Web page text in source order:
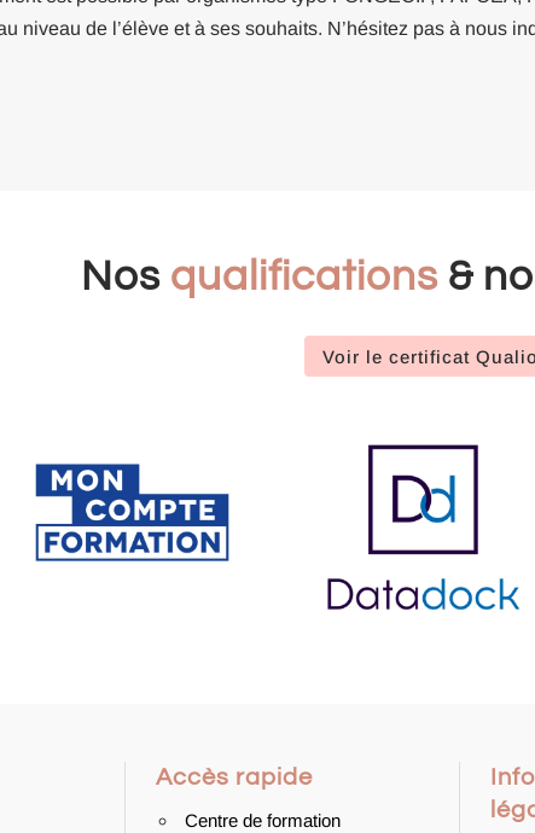
niveau de l’élève et à ses souhaits. N’hésitez pas à nous
Nos qualifications &
Voir le certificat
Accès rapide
Centre de formation